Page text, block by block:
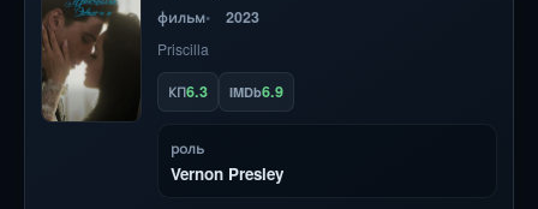
фильм 2023
Priscilla
КП6.3 IMDb6.9
роль
Vernon Presley